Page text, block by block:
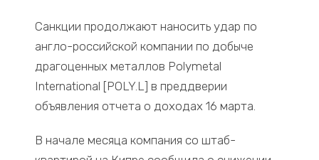
Санкции продолжают наносить удар по
англо-российской компании по добыче
драгоценных металлов Polymetal
International [POLY.L] в преддверии
объявления отчета о доходах 16 марта.
В начале месяца компания со штаб-